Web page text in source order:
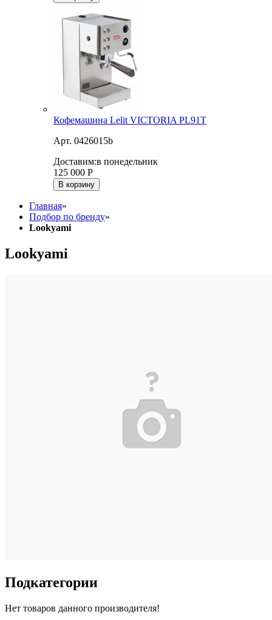
Кофемашина Lelit VICTORIA PL91T
Арт. 0426015b
Доставим:в понедельник
125 000 Р
В корзину
Главная»
Подбор по бренду»
Lookyami
Lookyami
Подкатегории
Нет товаров данного производителя!